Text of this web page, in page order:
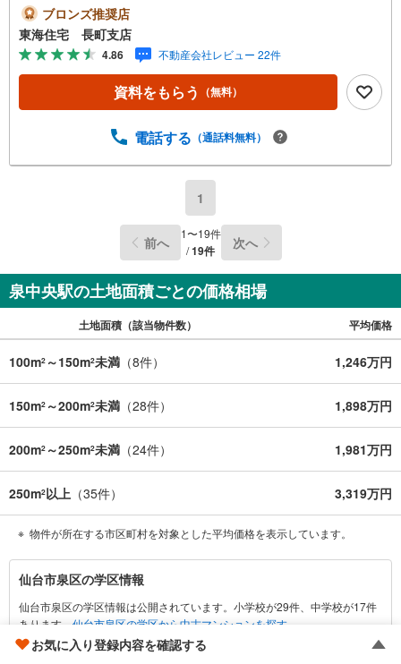
家プランも * 未掲載物件のご提案・ご案内も可能です * ア
ピールポイント *■自分に合ったスケジュールで間取りなど
を選ぶことができます ■お好きなハウスメーカーで自由設
計が可能な条件無し土地 。■選べる外観・自由な間取り ■
プランの練りやすい高低差のないキレイな整形地 :）■建築
プランのご相談も承ります... 周辺環境 *・向陽台小学校:徒
（選択可）・セブンイレブン 明石南2丁目店:徒歩4分・み
のご予約も承っております！お気軽にお電話下さい！・来
⇒お電話に抵抗がある方も安心してお問い合わせください
ブロンズ推奨店
東海住宅 長町支店
4.86 不動産会社レビュー 22件
資料をもらう （無料）
電話する （通話料無料）
1
前へ 1〜19件
/19件 次へ
泉中央駅の土地面積ごとの価格相場
土地面積（該当物件数） 平均価格
100m2 ～150m2未満 （8件） 1,246万円
150m2 ～200m2未満 （28件） 1,898万円
200m2 ～250m2未満 （24件） 1,981万円
250m2以上 （35件） 3,319万円
物件が所在する市区町村を対象とした平均価格を表示しています。
仙
台
市
泉
区
仙台市泉区の学区情報
仙台市泉区の学区情報は公開されています。小学校が29件、中学校が17件
あります。 仙台市泉区の学区から中古マンションを探す
お気に入り登録内容を確認する